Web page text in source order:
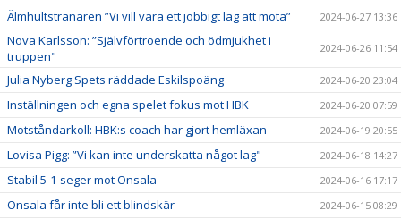
Älmhultstränaren ”Vi vill vara ett jobbigt lag att möta” 2024-06-27 13:36
Nova Karlsson: ”Självförtroende och ödmjukhet i
truppen"
2024-06-26 11:54
Julia Nyberg Spets räddade Eskilspoäng 2024-06-20 23:04
Inställningen och egna spelet fokus mot HBK 2024-06-20 07:59
Motståndarkoll: HBK:s coach har gjort hemläxan 2024-06-19 20:55
Lovisa Pigg: ”Vi kan inte underskatta något lag" 2024-06-18 14:27
Stabil 5-1-seger mot Onsala 2024-06-16 17:17
Onsala får inte bli ett blindskär 2024-06-15 08:29